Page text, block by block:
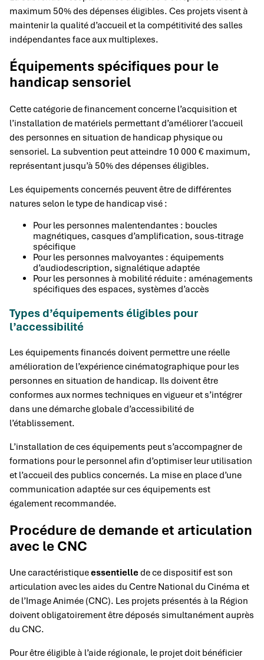
maximum 50% des dépenses éligibles. Ces projets visent à
maintenir la qualité d’accueil et la compétitivité des salles
indépendantes face aux multiplexes.
Équipements spécifiques pour le
handicap sensoriel
Cette catégorie de financement concerne l’acquisition et
l’installation de matériels permettant d’améliorer l’accueil
des personnes en situation de handicap physique ou
sensoriel. La subvention peut atteindre 10 000 € maximum,
représentant jusqu’à 50% des dépenses éligibles.
Les équipements concernés peuvent être de différentes
natures selon le type de handicap visé :
Pour les personnes malentendantes : boucles
magnétiques, casques d’amplification, sous-titrage
spécifique
Pour les personnes malvoyantes : équipements
d’audiodescription, signalétique adaptée
Pour les personnes à mobilité réduite : aménagements
spécifiques des espaces, systèmes d’accès
Types d’équipements éligibles pour
l’accessibilité
Les équipements financés doivent permettre une réelle
amélioration de l’expérience cinématographique pour les
personnes en situation de handicap. Ils doivent être
conformes aux normes techniques en vigueur et s’intégrer
dans une démarche globale d’accessibilité de
l’établissement.
L’installation de ces équipements peut s’accompagner de
formations pour le personnel afin d’optimiser leur utilisation
et l’accueil des publics concernés. La mise en place d’une
communication adaptée sur ces équipements est
également recommandée.
Procédure de demande et articulation
avec le CNC
Une caractéristiqueessentiellede ce dispositif est son
articulation avec les aides du Centre National du Cinéma et
de l’Image Animée (CNC). Les projets présentés à la Région
doivent obligatoirement être déposés simultanément auprès
du CNC.
Pour être éligible à l’aide régionale, le projet doit bénéficier